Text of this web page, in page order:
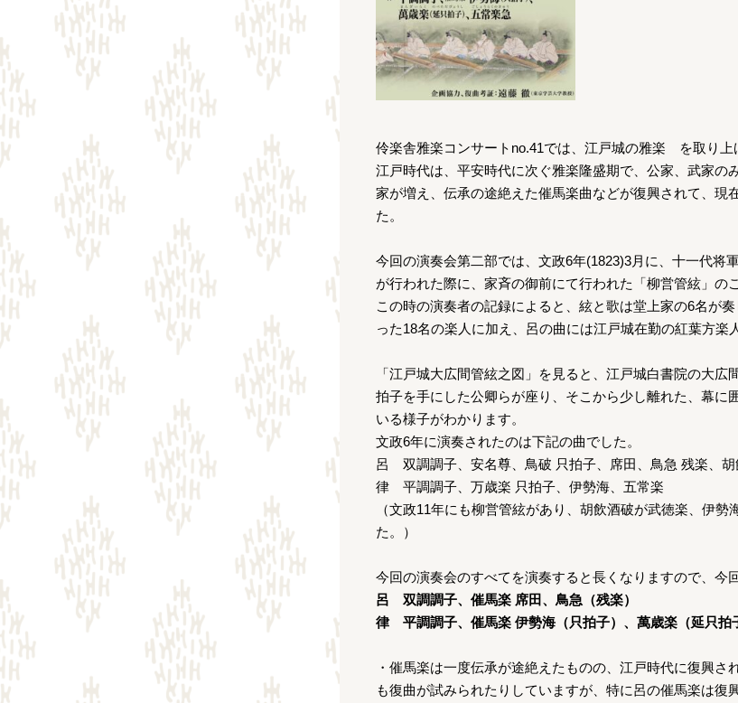
伶楽舎雅楽コンサートno.41では、江戸城の雅楽 を取り上
江戸時代は、平安時代に次ぐ雅楽隆盛期で、公家、武家の
家が増え、伝承の途絶えた催馬楽曲などが復興されて、現
た。
今回の演奏会第二部では、文政6年(1823)3月に、十一代将
が行われた際に、家斉の御前にて行われた「柳営管絃」の
この時の演奏者の記録によると、絃と歌は堂上家の6名が
った18名の楽人に加え、呂の曲には江戸城在勤の紅葉方楽
「江戸城大広間管絃之図」を見ると、江戸城白書院の大
拍子を手にした公卿らが座り、そこから少し離れた、幕に
いる様子がわかります。
文政6年に演奏されたのは下記の曲でした。
呂 双調調子、安名尊、鳥破 只拍子、席田、鳥急 残楽、胡
律 平調調子、万歳楽 只拍子、伊勢海、五常楽
（文政11年にも柳営管絃があり、胡飲酒破が武徳楽、伊
た。）
今回の演奏会のすべてを演奏すると長くなりますので、今
呂 双調調子、催馬楽 席田、鳥急（残楽）
律 平調調子、催馬楽 伊勢海（只拍子）、萬歳楽（延只拍
・催馬楽は一度伝承が途絶えたものの、江戸時代に復興さ
も復曲が試みられたりしていますが、特に呂の催馬楽は復